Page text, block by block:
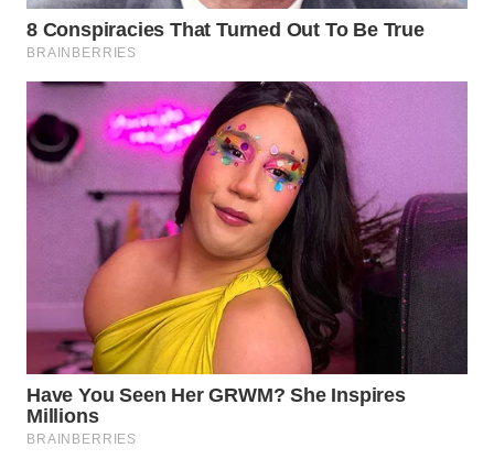
WN
WN
KEPULAUAN
SERIBU
TANGERANG
BINJAI
WN
CIREBON